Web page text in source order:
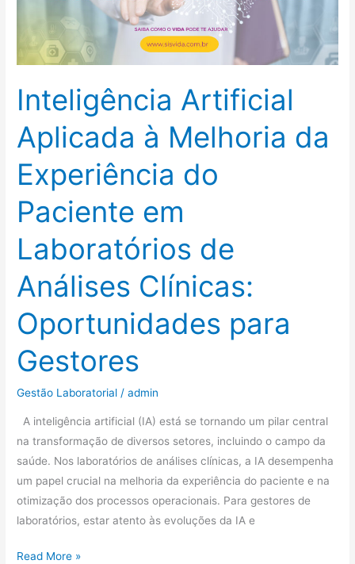
Inteligência Artificial
Aplicada à Melhoria da
Experiência do
Paciente em
Laboratórios de
Análises Clínicas:
Oportunidades para
Gestores
Gestão Laboratorial /admin
A inteligência artificial (IA) está se tornando um pilar central
na transformação de diversos setores, incluindo o campo da
saúde. Nos laboratórios de análises clínicas, a IA desempenha
um papel crucial na melhoria da experiência do paciente e na
otimização dos processos operacionais. Para gestores de
laboratórios, estar atento às evoluções da IA e
Experiência
em
Laboratórios
de
Análises
Clínicas:
Oportunidades
para
Read More »